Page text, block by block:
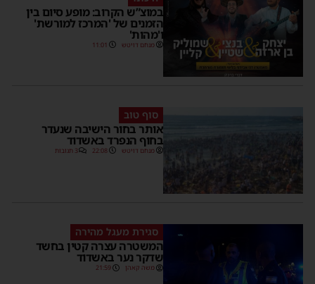
במוצ”ש הקרוב: מופע סיום בין
הזמנים של 'המרכז למורשת'
ו'מהות'
מנחם דויטש 11:01
סוף טוב
אותר בחור הישיבה שנעדר
בחוף הנפרד באשדוד
מנחם דויטש 22:08 3 תגובות
סגירת מעגל מהירה
המשטרה עצרה קטין בחשד
שדקר נער באשדוד
משה קאהן 21:59